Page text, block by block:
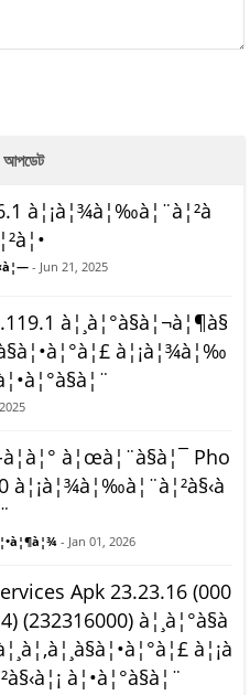
আপডেট
à¦¡à¦¾à¦‰à¦¨à¦²à
- Jun 21, 2025
à¦¸à¦°à§à¦¬à¦¶à§
à¦¡à¦¾à¦‰
à¦œà¦¨à§à¦¯ Pho
à¦¡à¦¾à¦‰à¦¨à¦²à§‹à
- Jan 01, 2026
Apk 23.23.16 (000
(232316000) à¦¸à¦°à§à
à¦¡à
à¦•à¦°à§à¦¨